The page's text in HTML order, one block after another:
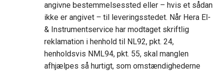
angivne bestemmelsessted eller – hvis et sådan
ikke er angivet – til leveringsstedet. Når Hera El-
& Instrumentservice har modtaget skriftlig
reklamation i henhold til NL92, pkt. 24,
henholdsvis NML94, pkt. 55, skal manglen
afhjælpes så hurtigt, som omstændighederne